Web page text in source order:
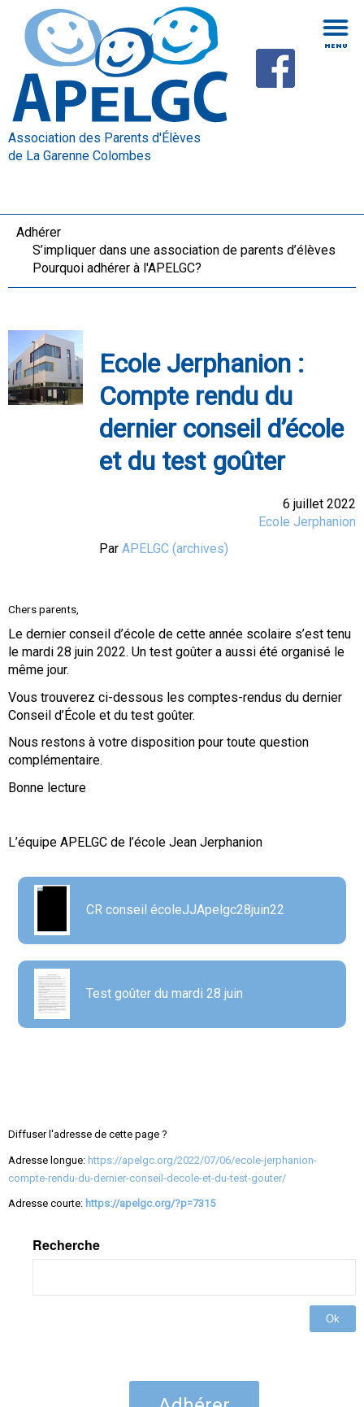
Association des Parents d'Élèves
de La Garenne Colombes
Adhérer
S’impliquer dans une association de parents d’élèves
Pourquoi adhérer à l'APELGC?
Ecole Jerphanion :
Compte rendu du
dernier conseil d’école
et du test goûter
6 juillet 2022
Ecole Jerphanion
Par APELGC (archives)
Chers parents,
Le dernier conseil d’école de cette année scolaire s’est tenu
le mardi 28 juin 2022. Un test goûter a aussi été organisé le
même jour.
Vous trouverez ci-dessous les comptes-rendus du dernier
Conseil d’École et du test goûter.
Nous restons à votre disposition pour toute question
complémentaire.
Bonne lecture
L’équipe APELGC de l’école Jean Jerphanion
CR conseil écoleJJApelgc28juin22
Test goûter du mardi 28 juin
Diffuser l'adresse de cette page ?
Adresse longue: https://apelgc.org/2022/07/06/ecole-jerphanion-
compte-rendu-du-dernier-conseil-decole-et-du-test-gouter/
Adresse courte: https://apelgc.org/?p=7315
Recherche
Ok